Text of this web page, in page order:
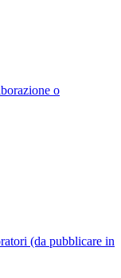
o
(da pubblicare in